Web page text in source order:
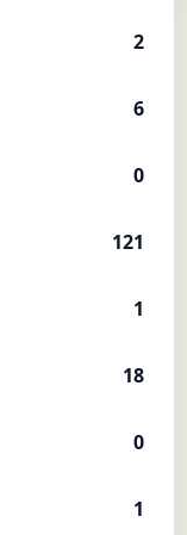
2
6
0
121
1
18
0
1